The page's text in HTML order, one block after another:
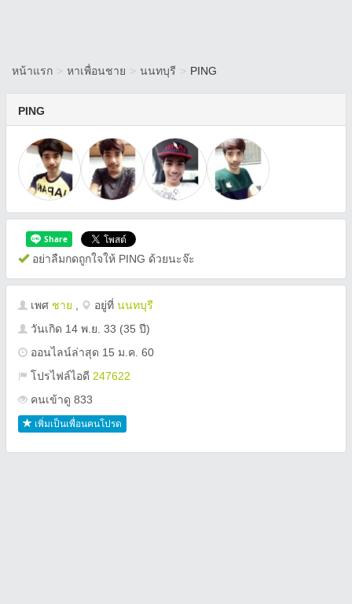
หน้าแรก > หาเพื่อนชาย > นนทบุรี > PING
PING
อย่าลืมกดถูกใจให้ PING ด้วยนะจ๊ะ
เพศ ชาย อยู่ที่ นนทบุรี
วันเกิด 14 พ.ย. 33 (35 ปี)
ออนไลน์ล่าสุด 15 ม.ค. 60
โปรไฟล์ไอดี 247622
คนเข้าดู 833
เพิ่มเป็นเพื่อนคนโปรด